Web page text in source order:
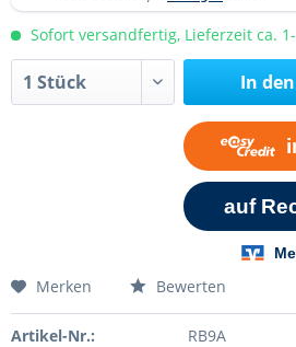
Sofort versandfertig, Lieferzeit ca.
In den
Merken Bewerten
Artikel-Nr.:
RB9A